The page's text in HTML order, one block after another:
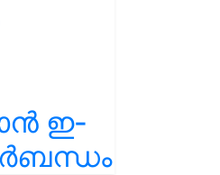
ഇ-